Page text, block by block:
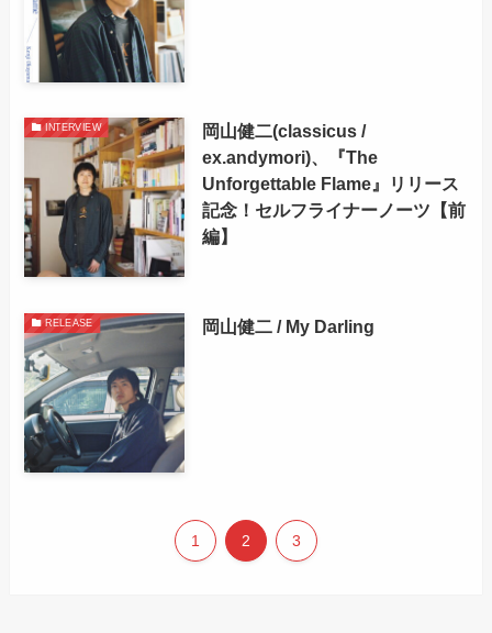
INTERVIEW
岡山健二(classicus /
ex.andymori)、『The
Unforgettable Flame』リリース
記念！セルフライナーノーツ【前
編】
RELEASE 岡山健二 / My Darling
1 2 3